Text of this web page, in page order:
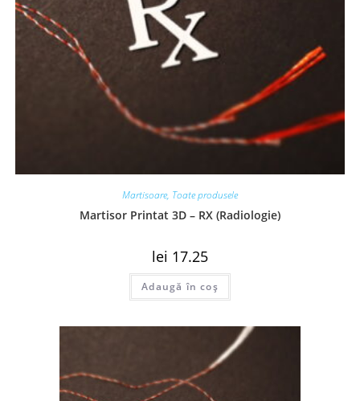
Martisoare, Toate produsele
Martisor Printat 3D – RX (Radiologie)
lei 17.25
Adaugă în coș